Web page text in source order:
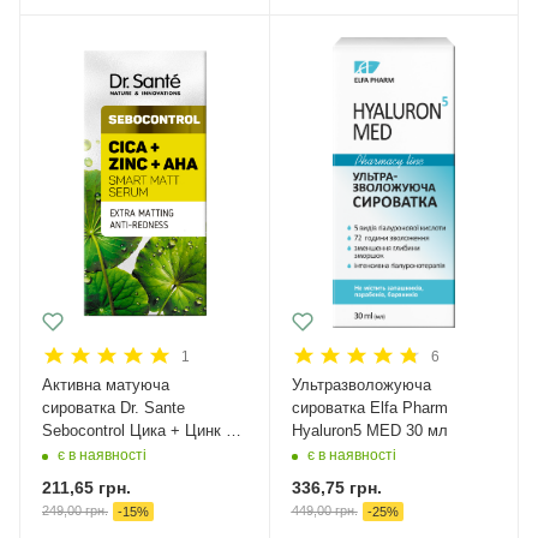
1
Активна матуюча
сироватка Dr. Sante
Sebocontrol Цика + Цинк +
АНА 30 мл
є в наявності
211,65 грн.
249,00грн. -15%
6
Ультразволожуюча
сироватка Elfa Pharm
Hyaluron5 MED 30 мл
є в наявності
336,75грн.
449,00грн. -25%